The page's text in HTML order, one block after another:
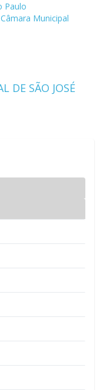
externo
Estado
Municipal
Tela de Libras